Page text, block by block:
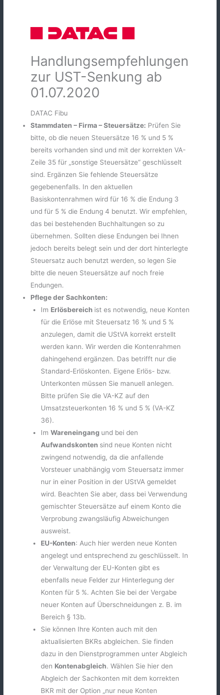
Handlungsempfehlungen
zur UST-Senkung ab
01.07.2020
DATAC Fibu
Stammdaten – Firma – Steuersätze: Prüfen Sie
bitte, ob die neuen Steuersätze 16 % und 5 %
bereits vorhanden sind und mit der korrekten VA-
Zeile 35 für „sonstige Steuersätze“ geschlüsselt
sind. Ergänzen Sie fehlende Steuersätze
gegebenenfalls. In den aktuellen
Basiskontenrahmen wird für 16 % die Endung 3
und für 5 % die Endung 4 benutzt. Wir empfehlen,
das bei bestehenden Buchhaltungen so zu
übernehmen. Sollten diese Endungen bei Ihnen
jedoch bereits belegt sein und der dort hinterlegte
Steuersatz auch benutzt werden, so legen Sie
bitte die neuen Steuersätze auf noch freie
Endungen.
Pflege der Sachkonten:
Im Erlösbereich ist es notwendig, neue Konten
für die Erlöse mit Steuersatz 16 % und 5 %
anzulegen, damit die UStVA korrekt erstellt
werden kann. Wir werden die Kontenrahmen
dahingehend ergänzen. Das betrifft nur die
Standard-Erlöskonten. Eigene Erlös- bzw.
Unterkonten müssen Sie manuell anlegen.
Bitte prüfen Sie die VA-KZ auf den
Umsatzsteuerkonten 16 % und 5 % (VA-KZ
36).
Im Wareneingang und bei den
Aufwandskonten sind neue Konten nicht
zwingend notwendig, da die anfallende
Vorsteuer unabhängig vom Steuersatz immer
nur in einer Position in der UStVA gemeldet
wird. Beachten Sie aber, dass bei Verwendung
gemischter Steuersätze auf einem Konto die
Verprobung zwangsläufig Abweichungen
ausweist.
EU-Konten: Auch hier werden neue Konten
angelegt und entsprechend zu geschlüsselt. In
der Verwaltung der EU-Konten gibt es
ebenfalls neue Felder zur Hinterlegung der
Konten für 5 %. Achten Sie bei der Vergabe
neuer Konten auf Überschneidungen z. B. im
Bereich § 13b.
Sie können Ihre Konten auch mit den
aktualisierten BKRs abgleichen. Sie finden
dazu in den Dienstprogrammen unter Abgleich
den Kontenabgleich. Wählen Sie hier den
Abgleich der Sachkonten mit dem korrekten
BKR mit der Option „nur neue Konten